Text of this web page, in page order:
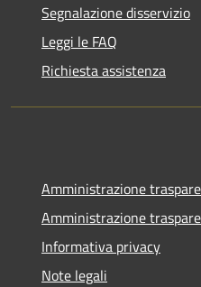
Segnalazione disservizio
Leggi le FAQ
Richiesta assistenza
Amministrazione
Amministrazione
Informativa privacy
Note legali